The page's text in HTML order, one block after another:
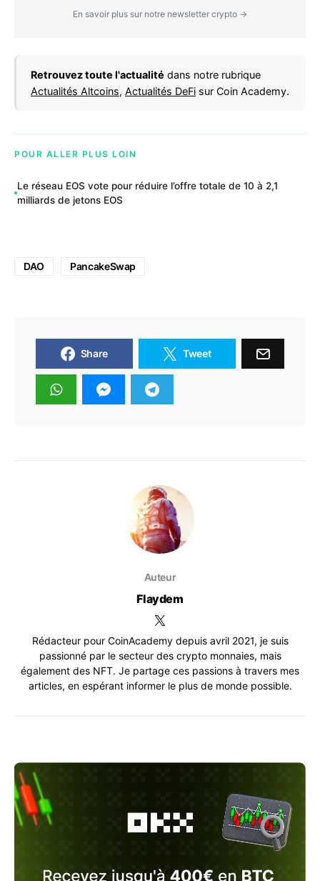
En savoir plus sur notre newsletter crypto →
Retrouvez toute l'actualité dans notre rubrique
Actualités Altcoins, Actualités DeFi sur Coin Academy.
POUR ALLER PLUS LOIN
Le réseau EOS vote pour réduire l’offre totale de 10 à 2,1
milliards de jetons EOS
DAO PancakeSwap
Share Tweet
Auteur
Flaydem
Rédacteur pour CoinAcademy depuis avril 2021, je suis
passionné par le secteur des crypto monnaies, mais
également des NFT. Je partage ces passions à travers mes
articles, en espérant informer le plus de monde possible.